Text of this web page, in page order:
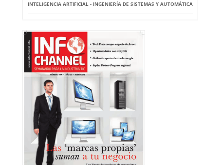
INTELIGENCIA ARTIFICIAL - INGENIERÍA DE SISTEMAS Y AUTOMÁTICA